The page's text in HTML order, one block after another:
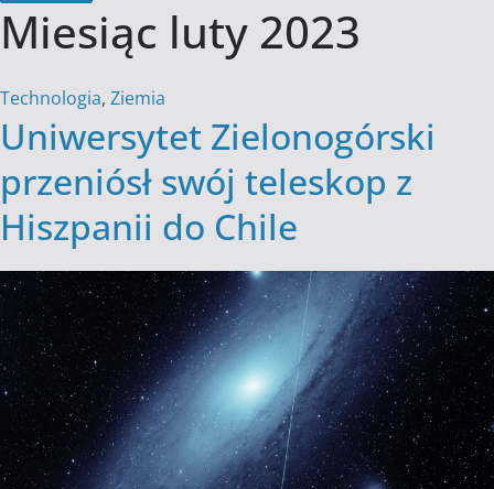
Miesiąc luty 2023
Technologia, Ziemia
Uniwersytet Zielonogórski
przeniósł swój teleskop z
Hiszpanii do Chile